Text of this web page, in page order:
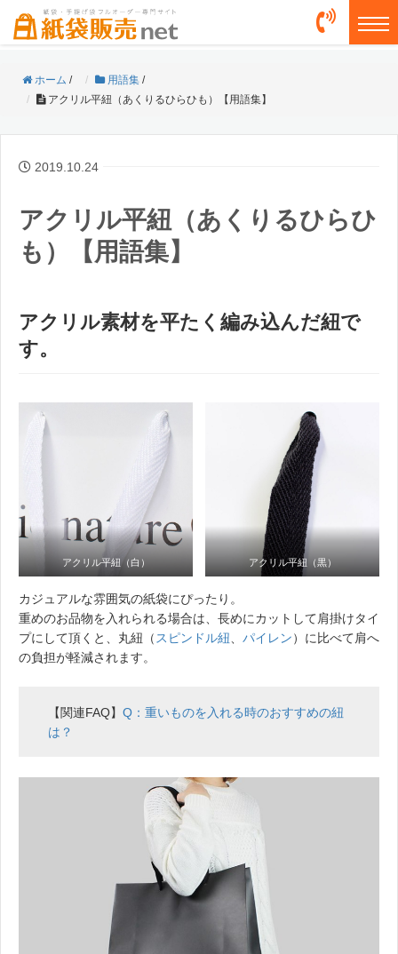
ホーム / 用語集 /
アクリル平紐（あくりるひらひも）【用語集】
2019.10.24
アクリル平紐（あくりるひらひ
も）【用語集】
アクリル素材を平たく編み込んだ紐で
す。
アクリル平紐（白） アクリル平紐（黒）
カジュアルな雰囲気の紙袋にぴったり。
重めのお品物を入れられる場合は、長めにカットして肩掛けタイ
プにして頂くと、丸紐（ スピンドル紐 パイレン）に比べて肩へ
の負担が軽減されます。
【関連FAQ】Q：重いものを入れる時のおすすめの紐
は？